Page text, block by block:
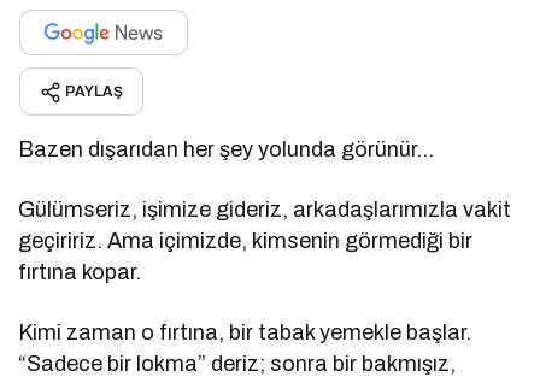
PAYLAŞ
Bazen dışarıdan her şey yolunda görünür…
Gülümseriz, işimize gideriz, arkadaşlarımızla vakit
geçiririz. Ama içimizde, kimsenin görmediği bir
fırtına kopar.
Kimi zaman o fırtına, bir tabak yemekle başlar.
“Sadece bir lokma” deriz; sonra bir bakmışız,